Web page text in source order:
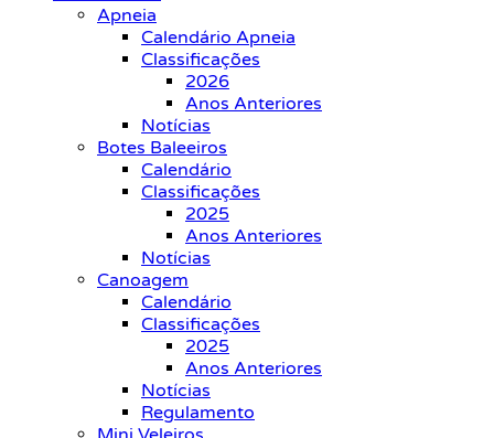
Apneia
Calendário Apneia
Classificações
2026
Anos Anteriores
Notícias
Botes Baleeiros
Calendário
Classificações
2025
Anos Anteriores
Notícias
Canoagem
Calendário
Classificações
2025
Anos Anteriores
Notícias
Regulamento